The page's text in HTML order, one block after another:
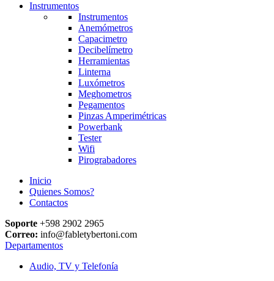
Instrumentos
Instrumentos
Anemómetros
Capacimetro
Decibelímetro
Herramientas
Linterna
Luxómetros
Meghometros
Pegamentos
Pinzas Amperimétricas
Powerbank
Tester
Wifi
Pirograbadores
Inicio
Quienes Somos?
Contactos
Soporte +598 2902 2965
Correo: info@fabletybertoni.com
Departamentos
Audio, TV y Telefonía